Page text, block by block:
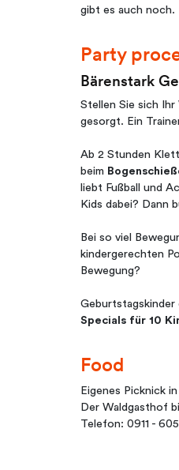
gibt es auch noch.
Party
Bärenstark
Stellen Sie sich
gesorgt. Ein
Ab 2 Stunden
beim
liebt Fußball und
Kids dabei? Dann
Bei so viel
kindergerechten
Bewegung?
Geburtstagskinder
Specials für 10
Food
Eigenes Picknick
Der Waldgasthof
Telefon: 0911 -